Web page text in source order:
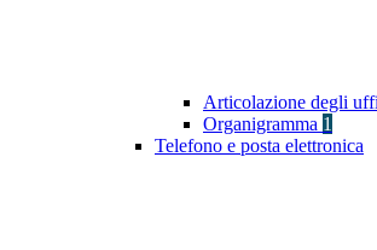
Articolazione degli
Organigramma 1
Telefono e posta elettronica